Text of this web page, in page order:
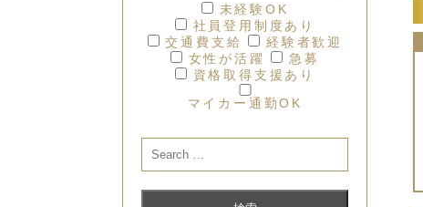
未経験OK
社員登用制度あり
交通費支給
経験者歓迎
女性が活躍
急募
資格取得支援あり
マイカー通勤OK